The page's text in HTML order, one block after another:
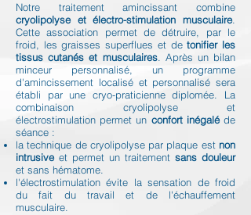
Notre traitement amincissant combine
cryolipolyse et électro-stimulation musculaire.
Cette association permet de détruire, par le
froid, les graisses superflues et detonifier les
tissus cutanés et musculaires. Après un bilan
minceur personnalisé, un programme
d'amincissement localisé et personnalisé sera
établi par une cryo-praticienne diplomée. La
combinaison cryolipolyse et
électrostimulation permet un confort inégaléde
séance :
la technique de cryolipolyse par plaque est non
intrusiveet permet un traitement sans douleur
et sans hématome.
l'électrostimulation évite la sensation de froid
du fait du travail et de l'échauffement
musculaire.